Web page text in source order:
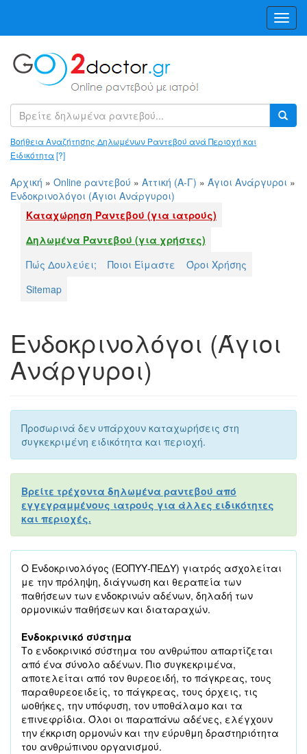
Βοήθεια Αναζήτησης Δηλωμένων Ραντεβού ανά Περιοχή και
Ειδικότητα[?]
Αρχική » Online ραντεβού » Αττική (Α-Γ) » Άγιοι Ανάργυροι »
Ενδοκρινολόγοι (Άγιοι Ανάργυροι)
Καταχώρηση Ραντεβού (για ιατρούς)
Δηλωμένα Ραντεβού (για χρήστες)
Πώς Δουλεύει;
Ποιοι Είμαστε
Όροι Χρήσης
Sitemap
Ενδοκρινολόγοι (Άγιοι
Ανάργυροι)
Προσωρινά δεν υπάρχουν καταχωρήσεις στη
συγκεκριμένη ειδικότητα και περιοχή.
Βρείτε τρέχοντα δηλωμένα ραντεβού από
εγγεγραμμένους ιατρούς για άλλες ειδικότητες
και περιοχές.
Ο Ενδοκρινολόγος (ΕΟΠΥΥ-ΠΕΔΥ) γιατρός ασχολείται
με την πρόληψη, διάγνωση και θεραπεία των
παθήσεων των ενδοκρινών αδένων, δηλαδή των
ορμονικών παθήσεων και διαταραχών.
Ενδοκρινικό σύστημα
Το ενδοκρινικό σύστημα του ανθρώπου απαρτίζεται
από ένα σύνολο αδένων. Πιο συγκεκριμένα,
αποτελείται από τον θυρεοειδή, το πάγκρεας, τους
παραθυρεοειδείς, το πάγκρεας, τους όρχεις, τις
ωοθήκες, την υπόφυση, τον υποθάλαμο και τα
επινεφρίδια. Όλοι οι παραπάνω αδένες, ελέγχουν
την έκκριση ορμονών και την εύρυθμη δραστηριότητα
του ανθρώπινου οργανισμού.